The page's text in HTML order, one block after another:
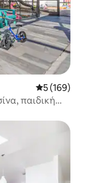
Μέση
5 (169)
παιδική